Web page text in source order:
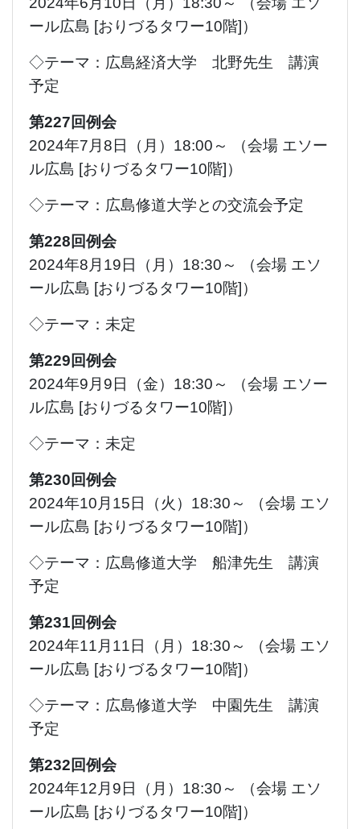
ール広島 [おりづるタワー10階]）
◇テーマ：広島経済大学 北野先生 講演
予定
第227回例会
2024年7月8日（月）18:00～ （会場 エソー
ル広島 [おりづるタワー10階]）
◇テーマ：広島修道大学との交流会予定
第228回例会
2024年8月19日（月）18:30～ （会場 エソ
ール広島 [おりづるタワー10階]）
◇テーマ：未定
第229回例会
2024年9月9日（金）18:30～ （会場 エソー
ル広島 [おりづるタワー10階]）
◇テーマ：未定
第230回例会
2024年10月15日（火）18:30～ （会場 エソ
ール広島 [おりづるタワー10階]）
◇テーマ：広島修道大学 船津先生 講演
予定
第231回例会
2024年11月11日（月）18:30～ （会場 エソ
ール広島 [おりづるタワー10階]）
◇テーマ：広島修道大学 中園先生 講演
予定
第232回例会
2024年12月9日（月）18:30～ （会場 エソ
ール広島 [おりづるタワー10階]）